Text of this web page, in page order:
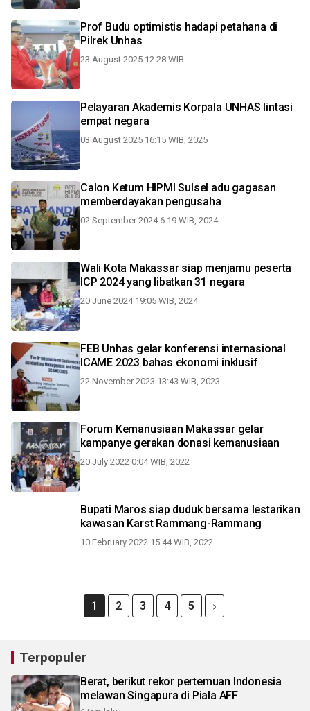
Prof Budu optimistis hadapi petahana di
Pilrek Unhas
23 August 2025 12:28 WIB
Pelayaran Akademis Korpala UNHAS lintasi
empat negara
03 August 2025 16:15 WIB, 2025
Calon Ketum HIPMI Sulsel adu gagasan
memberdayakan pengusaha
02 September 2024 6:19 WIB, 2024
Wali Kota Makassar siap menjamu peserta
ICP 2024 yang libatkan 31 negara
20 June 2024 19:05 WIB, 2024
FEB Unhas gelar konferensi internasional
ICAME 2023 bahas ekonomi inklusif
22 November 2023 13:43 WIB, 2023
Forum Kemanusiaan Makassar gelar
kampanye gerakan donasi kemanusiaan
20 July 2022 0:04 WIB, 2022
Bupati Maros siap duduk bersama lestarikan
kawasan Karst Rammang-Rammang
10 February 2022 15:44 WIB, 2022
1 2 3 4 5
Terpopuler
Berat, berikut rekor pertemuan Indonesia
melawan Singapura di Piala AFF